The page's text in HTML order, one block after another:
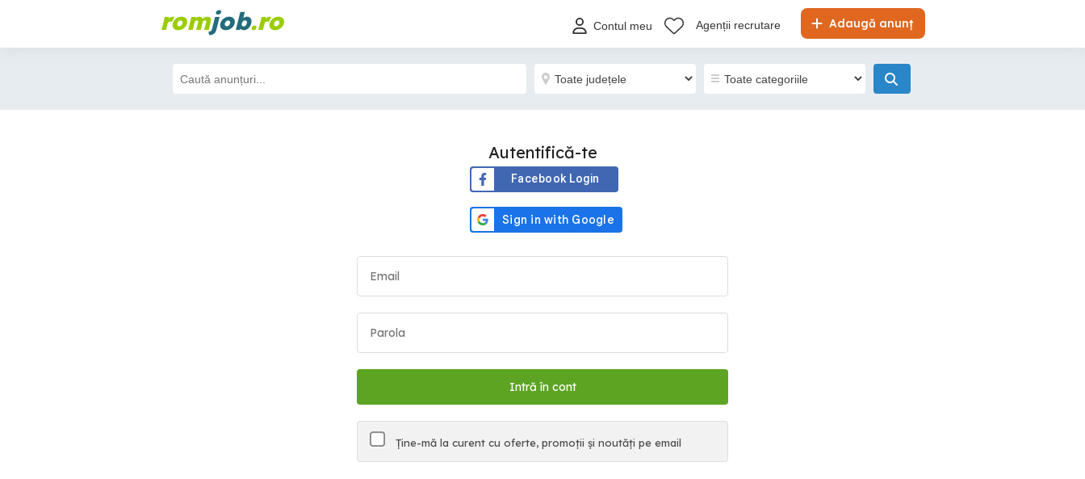
romjob.ro Adaugă anunț
Contul meu Agenții recrutare
Autentifică-te
Facebook Login
Ține-mă la curent cu oferte, promoții și noutăți pe email